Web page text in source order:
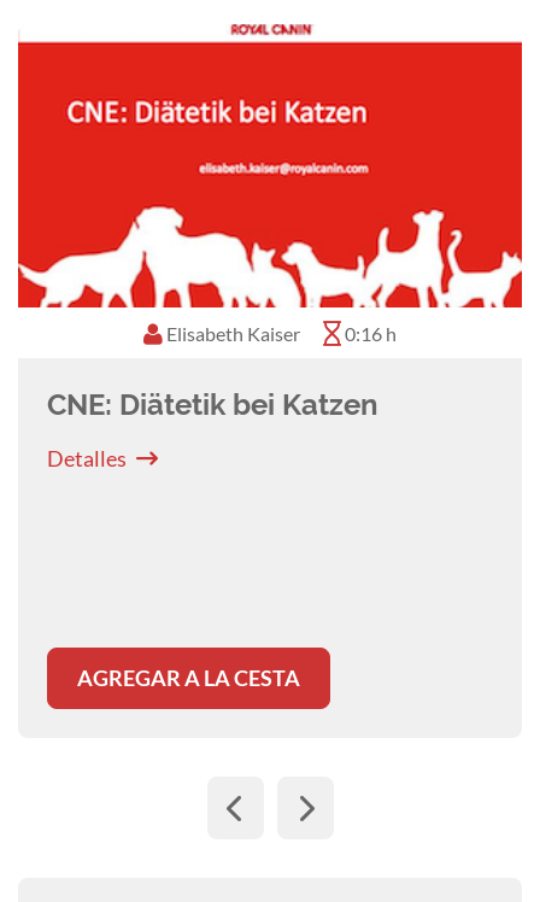
Elisabeth Kaiser 0:16 h
CNE: Diätetik bei Katzen
Detalles
AGREGAR A LA CESTA